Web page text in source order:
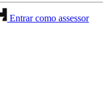
Entrar como assessor